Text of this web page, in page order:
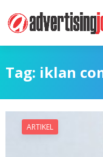
Tag: iklan
ARTIKEL